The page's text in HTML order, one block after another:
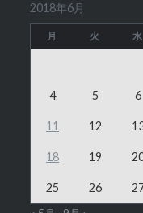
2018年6月
月 火 水
4 5 6
11 12
18 19
25 26